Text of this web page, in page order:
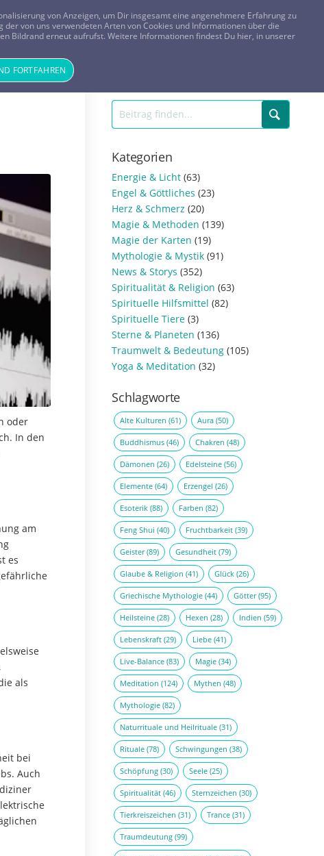
FRAGEN? KOSTENLOS ANRUFEN: 0800-8478266
Tageskarte Magazin ANMELDEN REGISTRIEREN
oder
In den
am
es
als
bei
Auch
Kategorien
Energie & Licht (63)
Engel & Göttliches (23)
Herz & Schmerz (20)
Magie & Methoden (139)
Magie der Karten (19)
Mythologie & Mystik (91)
News & Storys (352)
Spiritualität & Religion (63)
Spirituelle Hilfsmittel (82)
Spirituelle Tiere (3)
Sterne & Planeten (136)
Traumwelt & Bedeutung (105)
Yoga & Meditation (32)
Schlagworte
Alte Kulturen (61) Aura (50)
Buddhismus (46) Chakren (48)
Dämonen (26) Edelsteine (56)
Elemente (64) Erzengel (26)
Esoterik (88) Farben (82)
Feng Shui (40) Fruchtbarkeit (39)
Geister(89) Gesundheit (79)
Glaube & Religion (41) Glück (26)
Griechische Mythologie (44) Götter(95)
Heilsteine (28) Hexen (28) Indien (59)
Lebenskraft (29) Liebe (41)
Live-Balance (83) Magie (34)
Meditation (124) Mythen (48)
Mythologie (82)
Naturrituale und Heilrituale (31)
Rituale (78) Schwingungen (38)
Schöpfung (30) Seele (25)
Spiritualität (46) Sternzeichen (30)
Tierkreiszeichen (31) Trance (31)
Traumdeutung (99)
von Anzeigen, um Dir insgesamt eine angenehmere Erfahrung zu
von uns verwendeten Arten von Cookies und Informationen über die
Bildrand erneut aufrufst. Weitere Informationen findest Du hier, in unserer
FORTFAHREN